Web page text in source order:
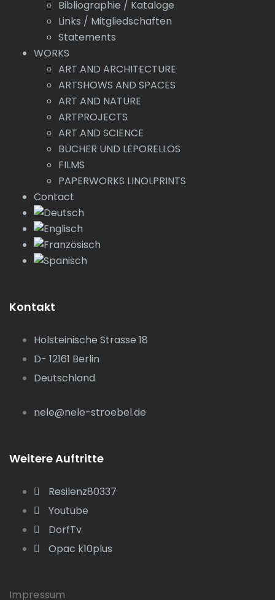
Bibliographie / Kataloge
Links / Mitgliedschaften
Statements
WORKS
ART AND ARCHITECTURE
ARTSHOWS AND SPACES
ART AND NATURE
ARTPROJECTS
ART AND SCIENCE
BÜCHER UND LEPORELLOS
FILMS
PAPERWORKS LINOLPRINTS
Contact
Kontakt
Holsteinische Strasse 18
D- 12161 Berlin
Deutschland
nele@nele-stroebel.de
Weitere Auftritte
Resilenz80337
Youtube
DorfTv
Opac k10plus
Impressum